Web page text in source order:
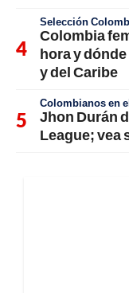
Selección
Colombia
hora y
y del Caribe
Colombianos en
Jhon Durán
League; vea